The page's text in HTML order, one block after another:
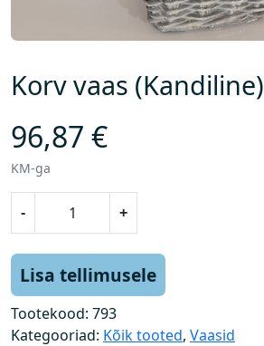
Korv vaas (Kandiline)
96,87 €
KM-ga
-
v
a
a
+
Lisa tellimusele
Tootekood: 793
Kategooriad: Kõik tooted, Vaasid